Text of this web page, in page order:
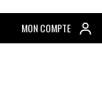
MON COMPTE